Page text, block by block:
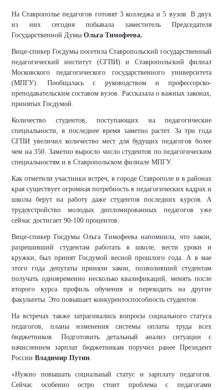
На Ставрополье педагогов готовят 3 колледжа и 5 вузов. В двух
из них сегодня побывала заместитель Председателя
Государственной Думы Ольга Тимофеева.
Вице-спикер Госдумы посетила Ставропольский государственный
педагогический институт (СГПИ)и Ставропольский филиал
Московского педагогического государственного университета
(МПГУ).Пообщалась с руководством и профессорско-
преподавательским составом вузов.
Рассказала о важных законах,
принятых Госдумой.
Количество студентов, поступающих на педагогические
специальности, в последнее время заметно растет. За три года
СГПИ увеличил количество мест для будущих педагогов более
чем на 350. Заметно выросло число студентов по педагогическим
специальностям и в Ставропольском филиале МПГУ.
Как отметили участники встреч, в городе Ставрополе и в районах
края существует огромная потребность в педагогических кадрах и
школы берут на работу даже студентов последних курсов. А
трудоустройство молодых дипломированных педагогов уже
сейчас достигает 90-100 процентов.
Вице-спикер Госдумы Ольга Тимофеева напомнила, что закон,
разрешивший студентам работать в школе, вести уроки и
кружки, был принят Госдумой весной прошлого года. А в мае
этого года депутаты приняли закон, позволивший студентам
получать одновременно несколько квалификаций, менять после
второго курса профиль обучения и переходить на другие
факультеты. Это повышает конкурентоспособность студентов.
На встречах также затрагивались вопросы социального статуса
педагогов, планы изменения системы оплаты труда всех
бюджетников. Подготовить детальный анализ ситуации с
начислением зарплат бюджетникам поручил ранее Президент
России Владимир Путин
«Нужно повышать социальный статус и зарплату педагогов
Сейчас особенно остро стоит проблема с педагогами